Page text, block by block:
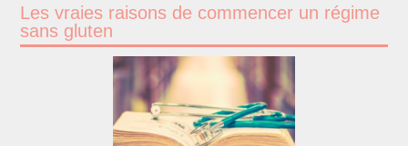
Les vraies raisons de commencer un régime
sans gluten